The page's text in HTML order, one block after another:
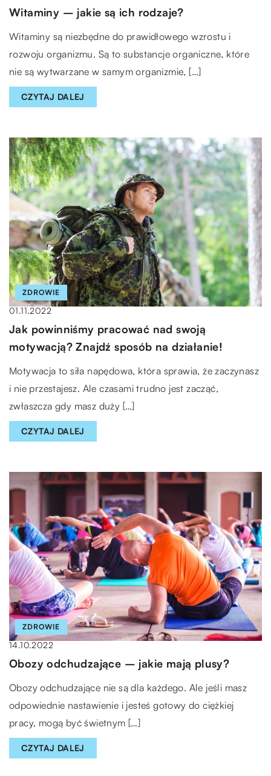
Witaminy – jakie są ich rodzaje?
Witaminy są niezbędne do prawidłowego wzrostu i
rozwoju organizmu. Są to substancje organiczne, które
nie są wytwarzane w samym organizmie, […]
CZYTAJ DALEJ
ZDROWIE
01.11.2022
Jak powinniśmy pracować nad swoją
motywacją? Znajdź sposób na działanie!
Motywacja to siła napędowa, która sprawia, że zaczynasz
i nie przestajesz. Ale czasami trudno jest zacząć,
zwłaszcza gdy masz duży […]
CZYTAJ DALEJ
ZDROWIE
14.10.2022
Obozy odchudzające – jakie mają plusy?
Obozy odchudzające nie są dla każdego. Ale jeśli masz
odpowiednie nastawienie i jesteś gotowy do ciężkiej
pracy, mogą być świetnym […]
CZYTAJ DALEJ